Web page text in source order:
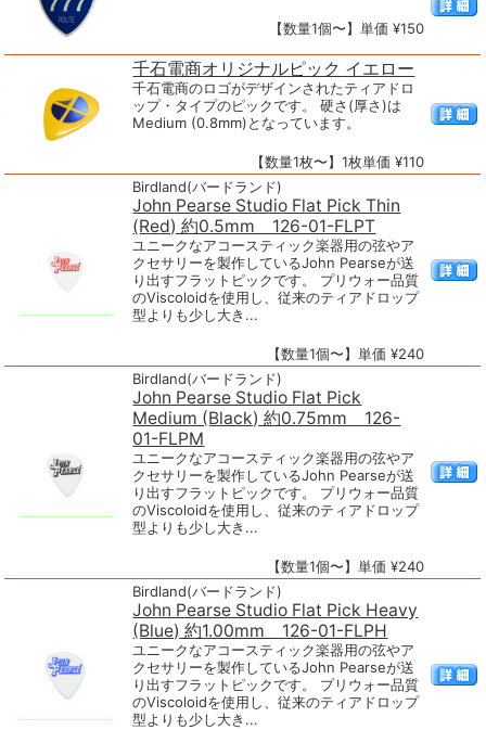
【数量1個〜】単価 ¥150
千石電商オリジナルピック イエロー
千石電商のロゴがデザインされたティアドロ
ップ・タイプのピックです。 硬さ(厚さ)は
Medium (0.8mm)となっています。
【数量1枚〜】1枚単価 ¥110
Birdland(バードランド)
John Pearse Studio Flat Pick Thin
(Red) 約0.5mm 126-01-FLPT
ユニークなアコースティック楽器用の弦やア
クセサリーを製作しているJohn Pearseが送
り出すフラットピックです。 プリウォー品質
のViscoloidを使用し、従来のティアドロップ
型よりも少し大き...
【数量1個〜】単価 ¥240
Birdland(バードランド)
John Pearse Studio Flat Pick
Medium (Black) 約0.75mm 126-
01-FLPM
ユニークなアコースティック楽器用の弦やア
クセサリーを製作しているJohn Pearseが送
り出すフラットピックです。 プリウォー品質
のViscoloidを使用し、従来のティアドロップ
型よりも少し大き...
【数量1個〜】単価 ¥240
Birdland(バードランド)
John Pearse Studio Flat Pick Heavy
(Blue) 約1.00mm 126-01-FLPH
ユニークなアコースティック楽器用の弦やア
クセサリーを製作しているJohn Pearseが送
り出すフラットピックです。 プリウォー品質
のViscoloidを使用し、従来のティアドロップ
型よりも少し大き...